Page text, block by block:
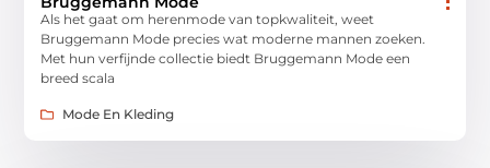
Als het gaat om herenmode van topkwaliteit, weet
Bruggemann Mode precies wat moderne mannen zoeken.
Met hun verfijnde collectie biedt Bruggemann Mode een
breed scala
Mode En Kleding